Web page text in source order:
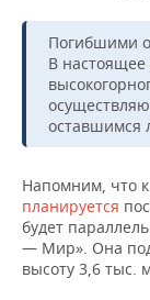
Погибшими
В настоящее
оставшимся
Напомним, что к
планируется
будет
— Мир». Она
высоту 3,6 тыс.